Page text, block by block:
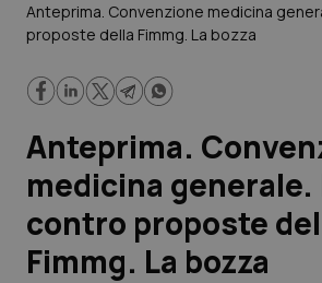
Governo e Parlamento
Regioni e Asl
Lavoro e Professioni
Scienza e Farmaci
Studi e Analisi
Anteprima. Convenzione medicina
proposte della Fimmg. La bozza
Anteprima.
medicina generale.
contro proposte
Fimmg. La bozza